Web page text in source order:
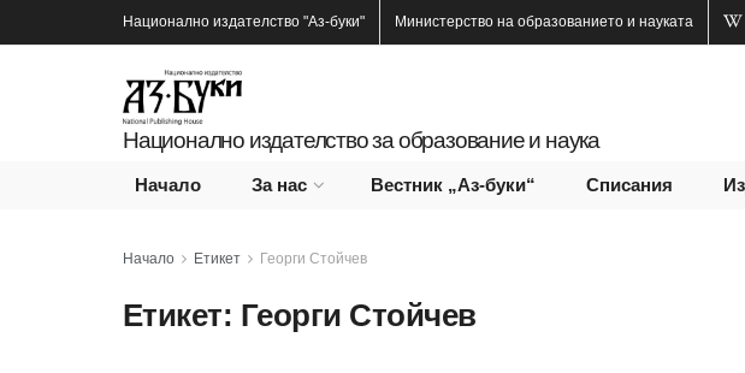
Национално издателство "Аз-буки" Министерство на образованието и науката
Национално издателство за образование и наука
Начало За нас Вестник „Аз-буки“ Списания
Начало Етикет Георги Стойчев
Етикет: Георги Стойчев